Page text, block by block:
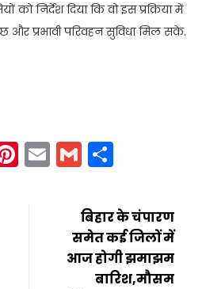
निर्देश दिया कि वो इस प्रक्रिया में
और प्रभावी परिवहन सुविधा मिल सके.
Pinterest
EmailGmail
बिहार के चंपारण
समेत कई जिलों में
आज होगी झमाझम
बारिश,मौसम